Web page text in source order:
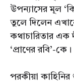
উপন্যাসের মূল
তুলে দিলেন
কথাচারিতার এক
‘প্রাণের রবি’-কে।
পরকীয়া